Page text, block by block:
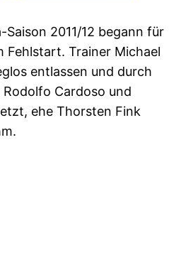
Saison 2011/12 begann für
Fehlstart. Trainer Michael
entlassen und durch
Cardoso und
ehe Thorsten Fink